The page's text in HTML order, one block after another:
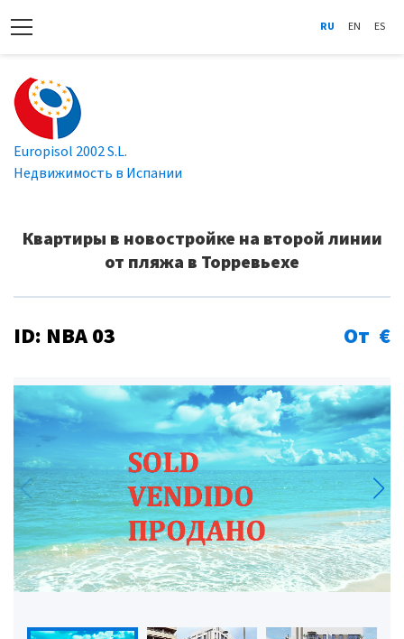
RU EN ES
Europisol 2002 S.L.
Недвижимость в Испании
Квартиры в новостройке на второй линии
от пляжа в Торревьехе
ID: NBA 03 От €